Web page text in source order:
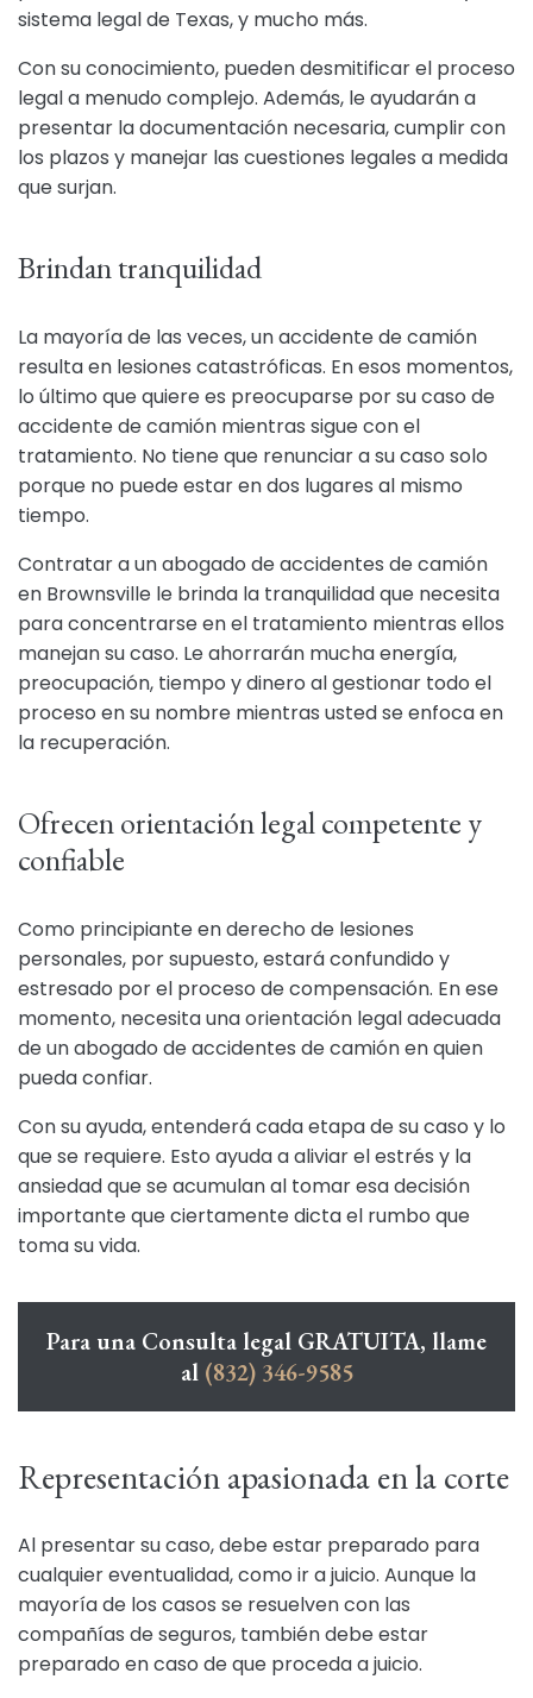
sistema legal de Texas, y mucho más.
Con su conocimiento, pueden desmitificar el proceso
legal a menudo complejo. Además, le ayudarán a
presentar la documentación necesaria, cumplir con
los plazos y manejar las cuestiones legales a medida
que surjan.
Brindan tranquilidad
La mayoría de las veces, un accidente de camión
resulta en lesiones catastróficas. En esos momentos,
lo último que quiere es preocuparse por su caso de
accidente de camión mientras sigue con el
tratamiento. No tiene que renunciar a su caso solo
porque no puede estar en dos lugares al mismo
tiempo.
Contratar a un abogado de accidentes de camión
en Brownsville le brinda la tranquilidad que necesita
para concentrarse en el tratamiento mientras ellos
manejan su caso. Le ahorrarán mucha energía,
preocupación, tiempo y dinero al gestionar todo el
proceso en su nombre mientras usted se enfoca en
la recuperación.
Ofrecen orientación legal competente y
confiable
Como principiante en derecho de lesiones
personales, por supuesto, estará confundido y
estresado por el proceso de compensación. En ese
momento, necesita una orientación legal adecuada
de un abogado de accidentes de camión en quien
pueda confiar.
Con su ayuda, entenderá cada etapa de su caso y lo
que se requiere. Esto ayuda a aliviar el estrés y la
ansiedad que se acumulan al tomar esa decisión
importante que ciertamente dicta el rumbo que
toma su vida.
Para una Consulta legal GRATUITA, llame
al (832) 346-9585
Representación apasionada en la corte
Al presentar su caso, debe estar preparado para
cualquier eventualidad, como ir a juicio. Aunque la
mayoría de los casos se resuelven con las
compañías de seguros, también debe estar
preparado en caso de que proceda a juicio.